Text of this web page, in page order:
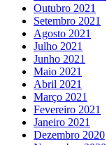
Outubro 2021
Setembro 2021
Agosto 2021
Julho 2021
Junho 2021
Maio 2021
Abril 2021
Março 2021
Fevereiro 2021
Janeiro 2021
Dezembro 2020